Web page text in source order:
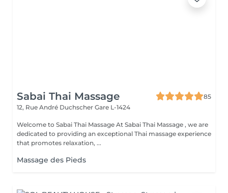
Sabai Thai Massage
85
12, Rue André Duchscher Gare L-1424
Welcome to Sabai Thai Massage At Sabai Thai Massage , we are
dedicated to providing an exceptional Thai massage experience
that promotes relaxation, ...
Massage des Pieds